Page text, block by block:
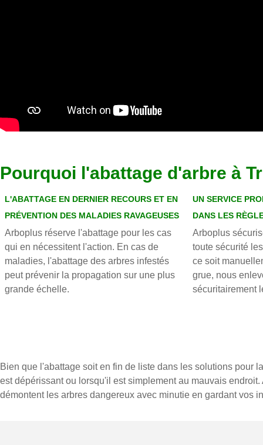
Pourquoi l'abattage d'arbre à
L'ABATTAGE EN DERNIER RECOURS ET EN
PRÉVENTION DES MALADIES RAVAGEUSES
Arboplus réserve l'abattage pour les cas
qui en nécessitent l'action. En cas de
maladies, l'abattage des arbres infestés
peut prévenir la propagation sur une plus
grande échelle.
UN SERVICE
DANS LES
Arboplus
toute sécurité
ce soit
grue, nous
sécuritairement
Bien que l'abattage soit en fin de liste dans les solutions pour
est dépérissant ou lorsqu'il est simplement au mauvais
démontent les arbres dangereux avec minutie en gardant vos